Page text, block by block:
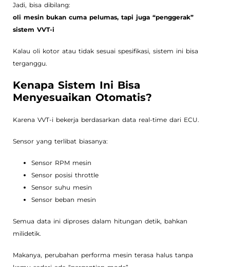
Jadi, bisa dibilang:
oli mesin bukan cuma pelumas, tapi juga “penggerak”
sistem VVT-i
Kalau oli kotor atau tidak sesuai spesifikasi, sistem ini bisa
terganggu.
Kenapa Sistem Ini Bisa
Menyesuaikan Otomatis?
Karena VVT-i bekerja berdasarkan data real-time dari ECU.
Sensor yang terlibat biasanya:
Sensor RPM mesin
Sensor posisi throttle
Sensor suhu mesin
Sensor beban mesin
Semua data ini diproses dalam hitungan detik, bahkan
milidetik.
Makanya, perubahan performa mesin terasa halus tanpa